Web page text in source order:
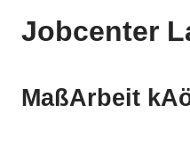
Jobcenter
MaßArbeit